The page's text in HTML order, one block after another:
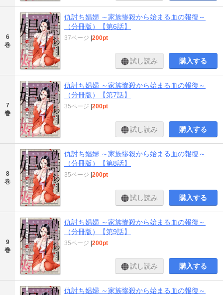
6
巻
仇討ち娼婦 ～家族惨殺から始まる血の報復～
（分冊版）【第6話】
37ページ |200pt
試し読み 購入する
7
巻
仇討ち娼婦 ～家族惨殺から始まる血の報復～
（分冊版）【第7話】
35ページ |200pt
試し読み 購入する
8
巻
仇討ち娼婦 ～家族惨殺から始まる血の報復～
（分冊版）【第8話】
35ページ |200pt
試し読み 購入する
9
巻
仇討ち娼婦 ～家族惨殺から始まる血の報復～
（分冊版）【第9話】
35ページ |200pt
試し読み 購入する
仇討ち娼婦 ～家族惨殺から始まる血の報復～